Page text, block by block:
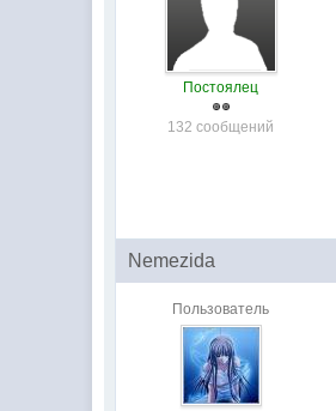
Постоялец
132 сообщений
Nemezida
Пользователь